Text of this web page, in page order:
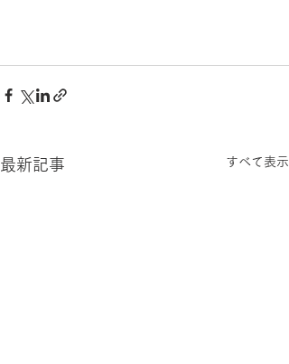
最新記事 すべて表示